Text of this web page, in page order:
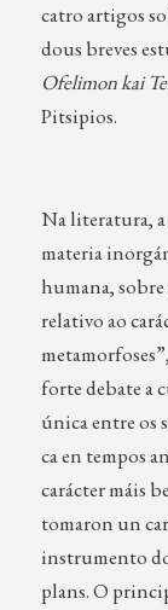
catro artigos
dous breves
Ofelimon kai
Pitsipios.
Na literatura,
materia
humana,
relativo ao
forte debate a
única entre os
ca en tempos
carácter máis
tomaron un
instrumento do
plans. O